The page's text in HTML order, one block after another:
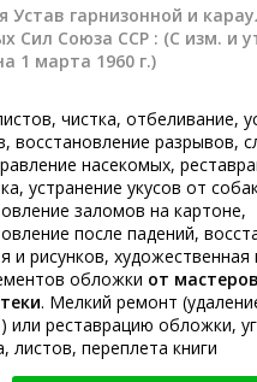
Устав гарнизонной и
Сил Союза ССР : (С изм. и
1 марта 1960 г.)
чистка, отбеливание,
восстановление разрывов,
насекомых,
устранение укусов от
заломов на картоне,
после падений,
и рисунков, художественная
обложки от
. Мелкий ремонт
или реставрацию обложки,
листов, переплета книги